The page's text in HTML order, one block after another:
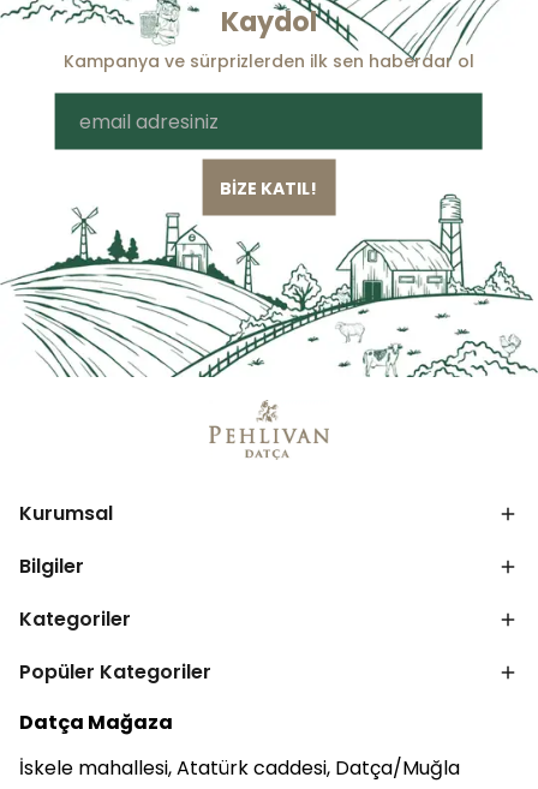
Kaydol
Kampanya ve sürprizlerden ilk sen haberdar ol
BİZE KATIL!
Kurumsal
Bilgiler
Kategoriler
Popüler Kategoriler
Datça Mağaza
İskele mahallesi, Atatürk caddesi, Datça/Muğla